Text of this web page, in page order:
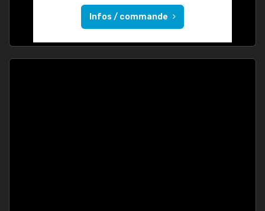
Infos / commande